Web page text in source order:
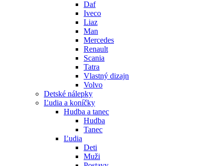
Daf
Iveco
Liaz
Man
Mercedes
Renault
Scania
Tatra
Vlastný dizajn
Volvo
Detské nálepky
Ľudia a koníčky
Hudba a tanec
Hudba
Tanec
Ľudia
Deti
Muži